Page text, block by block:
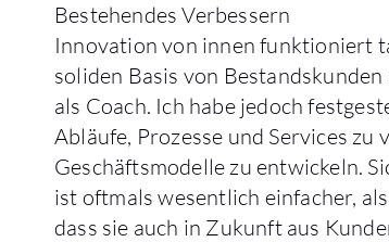
Bestehendes Verbessern
Innovation von innen funktioniert
soliden Basis von
als Coach. Ich habe jedoch
Abläufe, Prozesse und Services
Geschäftsmodelle zu entwickeln.
ist oftmals wesentlich einfacher,
dass sie auch in Zukunft aus